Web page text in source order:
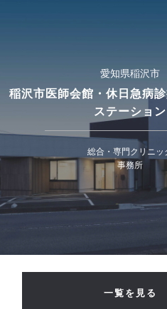
愛知県稲沢市
稲沢市医師会館・休日急病
ステーション
総合・専門クリニッ
事務所
一覧を見る